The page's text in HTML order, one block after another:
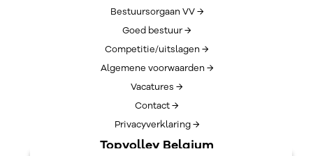
Bestuursorgaan VV →
Goed bestuur →
Competitie/uitslagen →
Algemene voorwaarden →
Vacatures →
Contact →
Privacyverklaring →
Topvolley Belgium